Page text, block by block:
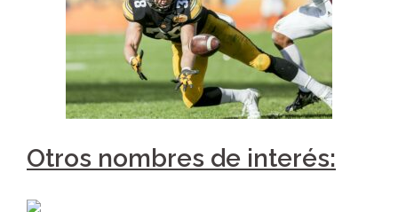
Otros nombres de interés: